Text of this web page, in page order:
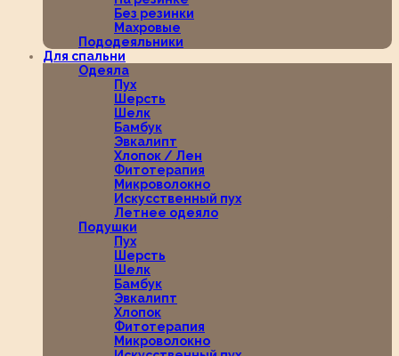
Без резинки
Махровые
Пододеяльники
Для спальни
Одеяла
Пух
Шерсть
Шелк
Бамбук
Эвкалипт
Хлопок / Лен
Фитотерапия
Микроволокно
Искусственный пух
Летнее одеяло
Подушки
Пух
Шерсть
Шелк
Бамбук
Эвкалипт
Хлопок
Фитотерапия
Микроволокно